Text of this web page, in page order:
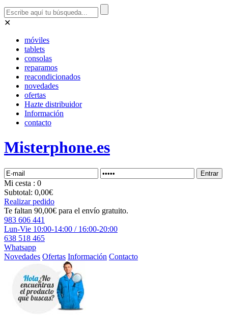
✕
móviles
tablets
consolas
reparamos
reacondicionados
novedades
ofertas
Hazte distribuidor
Información
contacto
Misterphone.es
Mi cesta : 0
Subtotal: 0,00€
Realizar pedido
Te faltan 90,00€ para el envío gratuito.
983 606 441
Lun-Vie 10:00-14:00 / 16:00-20:00
638 518 465
Whatsapp
Novedades Ofertas Información Contacto